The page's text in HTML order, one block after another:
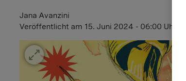
Jana Avanzini
Veröffentlicht am 15. Juni 2024 - 06:00 Uhr